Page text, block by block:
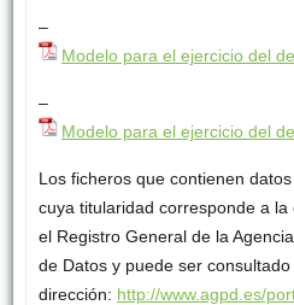
–
Modelo para el ejercicio del
–
Modelo para el ejercicio del
Los ficheros que contienen
cuya titularidad corresponde a
el Registro General de la
de Datos y puede ser consultado
dirección: http://www.agpd.es/